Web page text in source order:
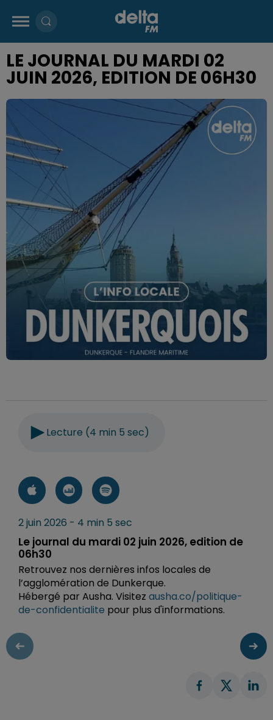
LE JOURNAL DU MARDI 02
JUIN 2026, EDITION DE 06H30
Lecture (4 min 5 sec)
2 juin 2026 - 4 min 5 sec
Le journal du mardi 02 juin 2026, edition de
06h30
Retrouvez nos dernières infos locales de
l’agglomération de Dunkerque.
Hébergé par Ausha. Visitez ausha.co/politique-
de-confidentialite pour plus d'informations.